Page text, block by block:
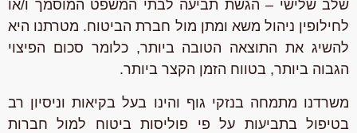
שלב שלישי – הגשת תביעה לבתי המשפט המוסמך ו/או
לחילופין ניהול משא ומתן מול חברת הביטוח. מטרתנו היא
להשיג את התוצאה הטובה ביותר, כלומר סכום הפיצוי
הגבוה ביותר, בטווח הזמן הקצר ביותר.
משרדנו מתמחה בנזקי גוף והינו בעל בקיאות וניסיון רב
בטיפול בתביעות על פי פוליסות ביטוח למול חברות